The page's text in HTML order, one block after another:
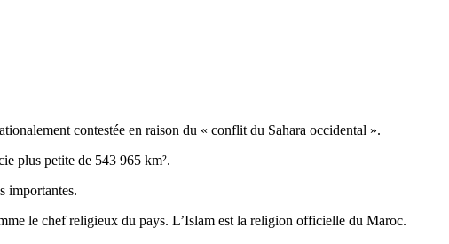
contestée en raison du « conflit du Sahara occidental ».
plus petite de 543 965 km².
importantes.
le chef religieux du pays. L’Islam est la religion officielle du Maroc.